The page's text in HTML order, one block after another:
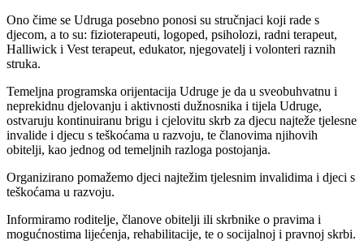
Ono čime se Udruga posebno ponosi su stručnjaci koji rade s
djecom, a to su: fizioterapeuti, logoped, psiholozi, radni terapeut,
Halliwick i Vest terapeut, edukator, njegovatelj i volonteri raznih
struka.
Temeljna programska orijentacija Udruge je da u sveobuhvatnu i
neprekidnu djelovanju i aktivnosti dužnosnika i tijela Udruge,
ostvaruju kontinuiranu brigu i cjelovitu skrb za djecu najteže tjelesne
invalide i djecu s teškoćama u razvoju, te članovima njihovih
obitelji, kao jednog od temeljnih razloga postojanja.
Organizirano pomažemo djeci najtežim tjelesnim invalidima i djeci s
teškoćama u razvoju.
Informiramo roditelje, članove obitelji ili skrbnike o pravima i
mogućnostima lijećenja, rehabilitacije, te o socijalnoj i pravnoj skrbi.